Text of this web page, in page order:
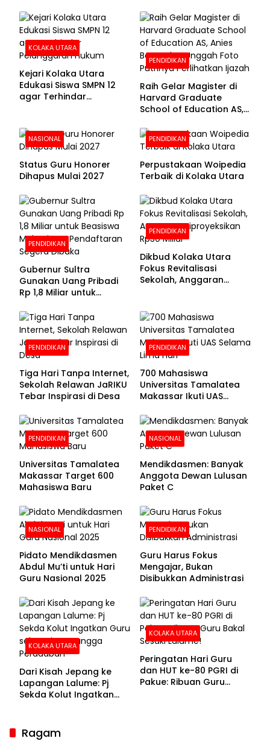
Beralas Tanah dan
Dinding Bolong-bolong
Bhayangkara ke-80
KOLAKA UTARA
Kejari Kolaka Utara
Edukasi Siswa SMPN 12
agar Terhindar
PENDIDIKAN
Raih Gelar Magister di
Harvard Graduate
School of Education AS,
Foto Putrinya Perlihatkan
Ijazah
NASIONAL
Status Guru Honorer
Dihapus Mulai 2027
PENDIDIKAN
Perpustakaan Woipedia
Terbaik di Kolaka Utara
PENDIDIKAN
Gubernur Sultra
Gunakan Uang Pribadi
Rp 1,8 Miliar untuk
Pendaftaran Segera
Dibuka
PENDIDIKAN
Dikbud Kolaka Utara
Fokus Revitalisasi
Sekolah, Anggaran
PENDIDIKAN
Tiga Hari Tanpa Internet,
Sekolah Relawan JaRIKU
Tebar Inspirasi di Desa
PENDIDIKAN
700 Mahasiswa
Universitas Tamalatea
Makassar Ikuti UAS
PENDIDIKAN
Universitas Tamalatea
Makassar Target 600
Mahasiswa Baru
NASIONAL
Mendikdasmen: Banyak
Anggota Dewan Lulusan
Paket C
NASIONAL
Pidato Mendikdasmen
Abdul Mu’ti untuk Hari
Guru Nasional 2025
PENDIDIKAN
Guru Harus Fokus
Mengajar, Bukan
Disibukkan Administrasi
KOLAKA UTARA
Dari Kisah Jepang ke
Lapangan Lalume: Pj
Sekda Kolut Ingatkan
KOLAKA UTARA
Peringatan Hari Guru
dan HUT ke-80 PGRI di
Pakue: Ribuan Guru
Ragam
Sekda Kolaka Utara Hadiri RUPSLB BPR Bahteramas,